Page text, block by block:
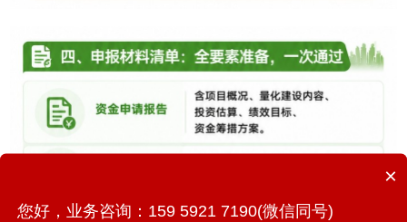
×
您好，业务咨询：159 5921 7190(微信同号)